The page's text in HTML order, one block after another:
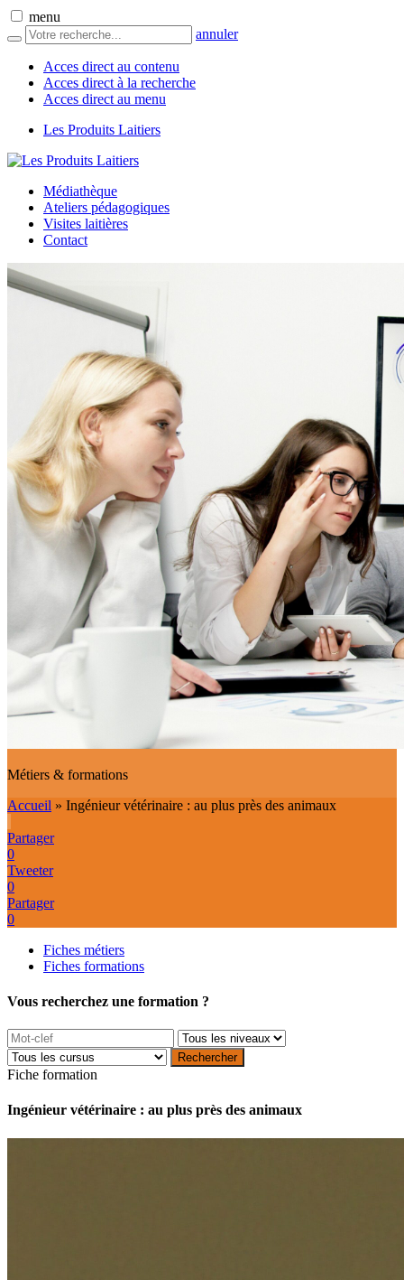
menu
annuler
Acces direct au contenu
Acces direct à la recherche
Acces direct au menu
Les Produits Laitiers
Médiathèque
Ateliers pédagogiques
Visites laitières
Contact
Métiers & formations
Accueil » Ingénieur vétérinaire : au plus près des animaux
Partager
0
Tweeter
0
Partager
0
Fiches métiers
Fiches formations
Vous recherchez une formation ?
Fiche formation
Ingénieur vétérinaire : au plus près des animaux